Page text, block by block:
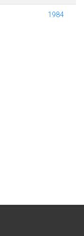
1984